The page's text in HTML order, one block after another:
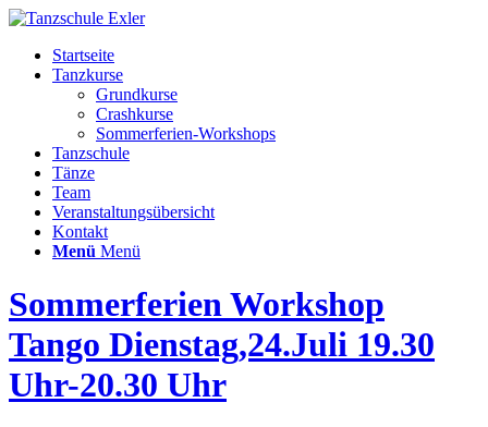
Startseite
Tanzkurse
Grundkurse
Crashkurse
Sommerferien-Workshops
Tanzschule
Tänze
Team
Veranstaltungsübersicht
Kontakt
Menü Menü
Sommerferien Workshop
Tango Dienstag,24.Juli 19.30
Uhr-20.30 Uhr